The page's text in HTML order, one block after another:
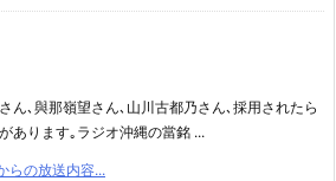
ん､與那嶺望さん､山川古都乃さん､採用されたら
あります｡ラジオ沖縄の當銘 ...
らの放送内容...